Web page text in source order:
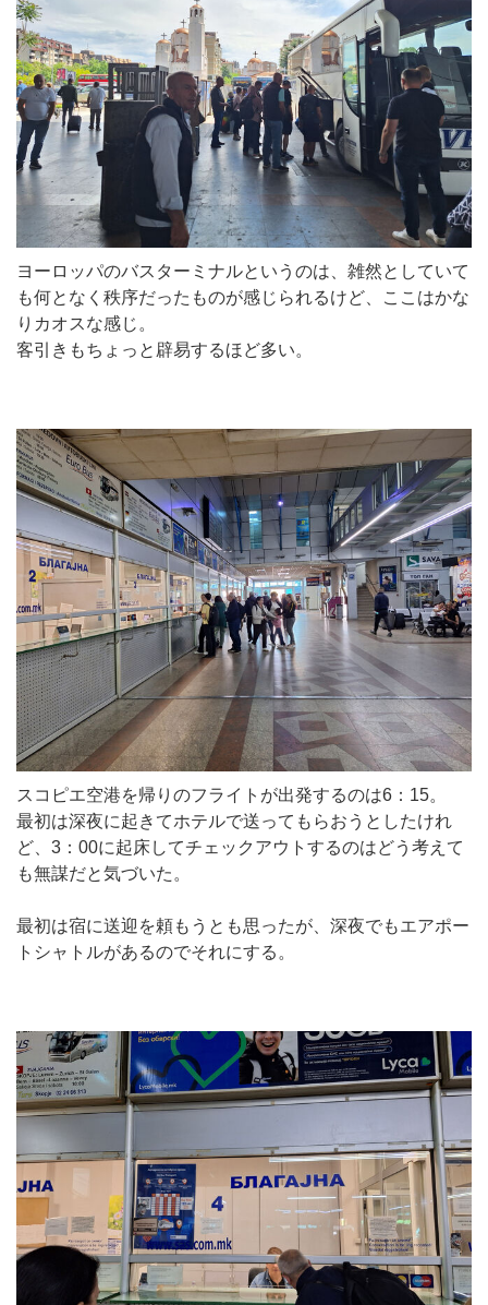
ヨーロッパのバスターミナルというのは、雑然としていて
も何となく秩序だったものが感じられるけど、ここはかな
りカオスな感じ。
客引きもちょっと辟易するほど多い。
スコピエ空港を帰りのフライトが出発するのは6：15。
最初は深夜に起きてホテルで送ってもらおうとしたけれ
ど、3：00に起床してチェックアウトするのはどう考えて
も無謀だと気づいた。
最初は宿に送迎を頼もうとも思ったが、深夜でもエアポー
トシャトルがあるのでそれにする。